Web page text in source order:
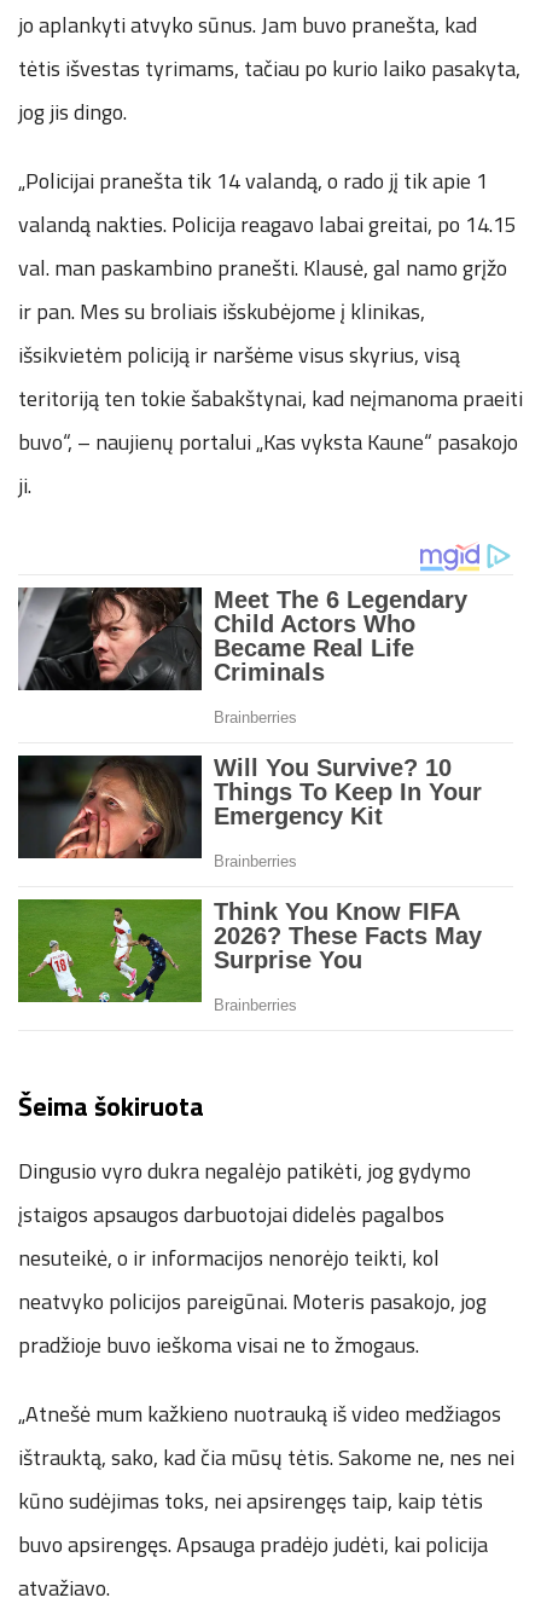
jo aplankyti atvyko sūnus. Jam buvo pranešta, kad
tėtis išvestas tyrimams, tačiau po kurio laiko pasakyta,
jog jis dingo.
„Policijai pranešta tik 14 valandą, o rado jį tik apie 1
valandą nakties. Policija reagavo labai greitai, po 14.15
val. man paskambino pranešti. Klausė, gal namo grįžo
ir pan. Mes su broliais išskubėjome į klinikas,
išsikvietėm policiją ir naršėme visus skyrius, visą
teritoriją ten tokie šabakštynai, kad neįmanoma praeiti
buvo“, – naujienų portalui „Kas vyksta Kaune“ pasakojo
ji.
Šeima šokiruota
Dingusio vyro dukra negalėjo patikėti, jog gydymo
įstaigos apsaugos darbuotojai didelės pagalbos
nesuteikė, o ir informacijos nenorėjo teikti, kol
neatvyko policijos pareigūnai. Moteris pasakojo, jog
pradžioje buvo ieškoma visai ne to žmogaus.
„Atnešė mum kažkieno nuotrauką iš video medžiagos
ištrauktą, sako, kad čia mūsų tėtis. Sakome ne, nes nei
kūno sudėjimas toks, nei apsirengęs taip, kaip tėtis
buvo apsirengęs. Apsauga pradėjo judėti, kai policija
atvažiavo.